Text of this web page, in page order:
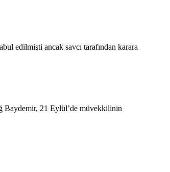
edilmişti ancak savcı tarafından karara
Baydemir, 21 Eylül’de müvekkilinin